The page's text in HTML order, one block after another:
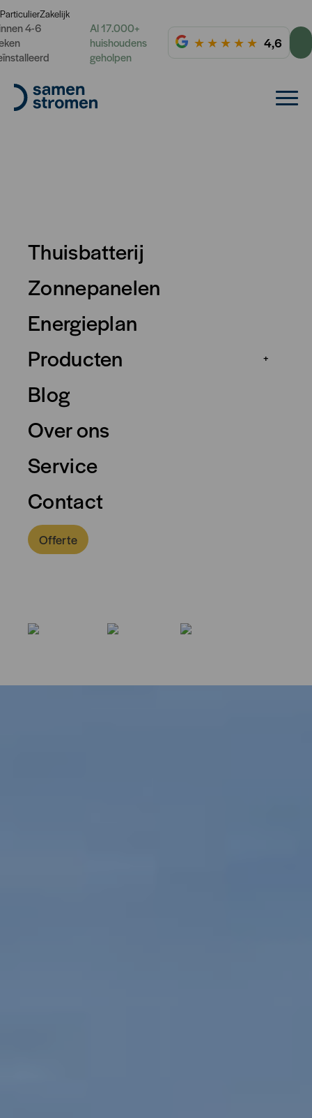
ParticulierZakelijk
4-6
Al 17.000+
huishoudens
geholpen
★ ★ ★ ★ ★ 4,6
Thuisbatterij
Zonnepanelen
Energieplan
Producten
+
Blog
Over ons
Service
Contact
Offerte